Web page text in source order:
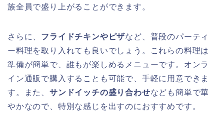
族全員で盛り上がることができます。
さらに、 フライドチキンやピザなど、普段のパーティ
ー料理を取り入れても良いでしょう。これらの料理は
準備が簡単で、誰もが楽しめるメニューです。オンラ
イン通販で購入することも可能で、手軽に用意できま
す。また、 サンドイッチの盛り合わせなども簡単で華
やかなので、特別な感じを出すのにおすすめです。